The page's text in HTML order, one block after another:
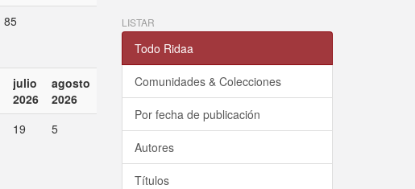
85
julio
2026
agosto
2026
19 5
LISTAR
Todo Ridaa
Comunidades & Colecciones
Por fecha de publicación
Autores
Títulos